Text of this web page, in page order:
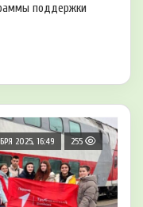
поддержки
2025, 16:49 255